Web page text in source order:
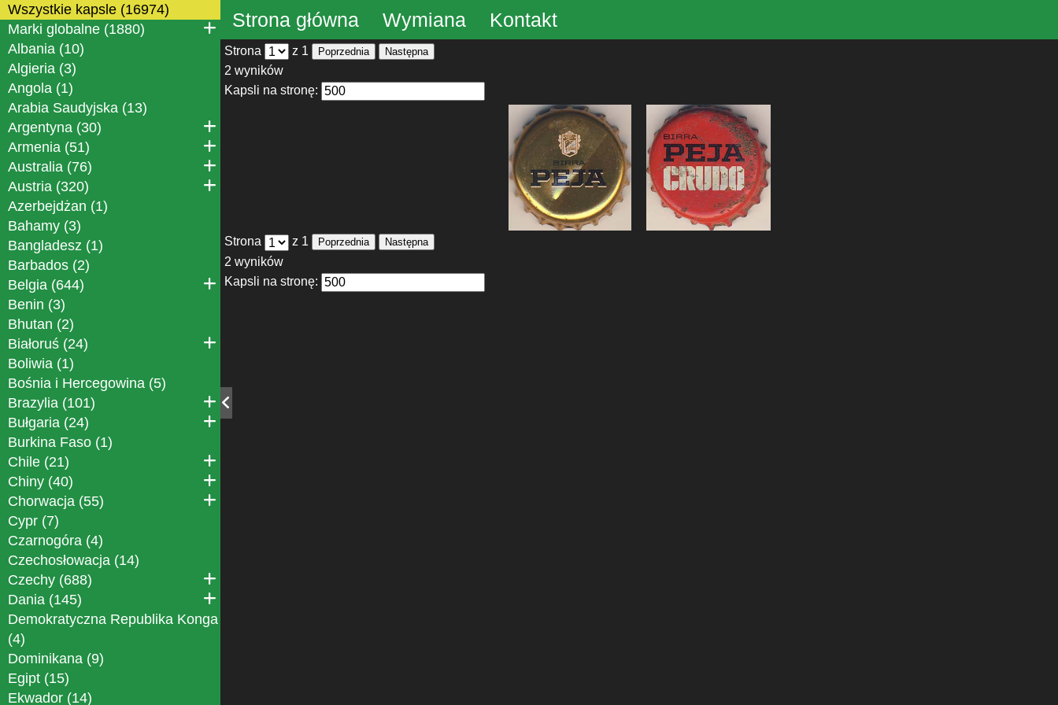
Wszystkie kapsle (16974)
Marki globalne (1880)
Albania (10)
Algieria (3)
Angola (1)
Arabia Saudyjska (13)
Argentyna (30)
Armenia (51)
Australia (76)
Austria (320)
Azerbejdżan (1)
Bahamy (3)
Bangladesz (1)
Barbados (2)
Belgia (644)
Benin (3)
Bhutan (2)
Białoruś (24)
Boliwia (1)
Bośnia i Hercegowina (5)
Brazylia (101)
Bułgaria (24)
Burkina Faso (1)
Chile (21)
Chiny (40)
Chorwacja (55)
Cypr (7)
Czarnogóra (4)
Czechosłowacja (14)
Czechy (688)
Dania (145)
Demokratyczna Republika Konga
(4)
Dominikana (9)
Egipt (15)
Ekwador (14)
Strona główna Wymiana Kontakt
Strona z 1 Poprzednia Następna
2 wyników
Kapsli na stronę:
Strona z 1 Poprzednia Następna
2 wyników
Kapsli na stronę: